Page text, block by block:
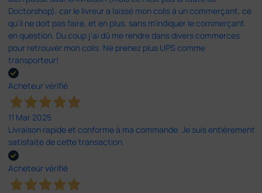
Doctorshop), car le livreur a laissé mon colis à un commerçant, ce
qu'il ne doit pas faire, et en plus, sans m'indiquer le commerçant
en question. Du coup j'ai dû me rendre dans divers commerces
pour retrouver mon colis. Ne prenez plus UPS comme
transporteur!
Acheteur vérifié
11 Mar 2025
Livraison rapide et conforme à ma commande. Je suis entièrement
satisfaite de cette transaction.
Acheteur vérifié